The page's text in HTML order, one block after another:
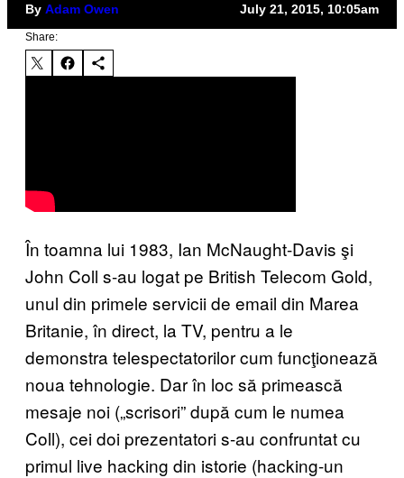
By Adam Owen July 21, 2015, 10:05am
Share:
În toamna lui 1983, Ian McNaught-Davis şi
John Coll s-au logat pe British Telecom Gold,
unul din primele servicii de email din Marea
Britanie, în direct, la TV, pentru a le
demonstra telespectatorilor cum funcţionează
noua tehnologie. Dar în loc să primească
mesaje noi („scrisori” după cum le numea
Coll), cei doi prezentatori s-au confruntat cu
primul live hacking din istorie (hacking-un